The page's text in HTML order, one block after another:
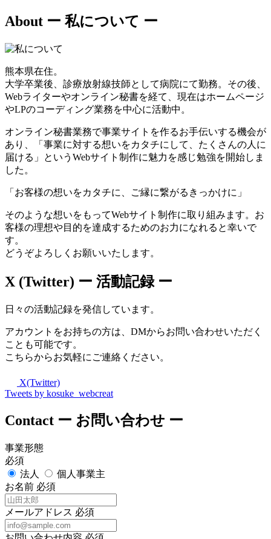
About ー 私について ー
熊本県在住。
大学卒業後、診療放射線技師として病院にて勤務。その後、
Webライターやオンライン秘書を経て、現在はホームページ
やLPのコーディング業務を中心に活動中。
オンライン秘書業務で事業サイトを作るお手伝いする機会が
あり、「事業に対する想いをカタチにして、たくさんの人に
届ける」というWebサイト制作に魅力を感じ勉強を開始しま
した。
「お客様の想いをカタチに、ご縁に繋がるきっかけに」
そのような想いをもってWebサイト制作に取り組みます。お
客様の理想や目的を達成するためのお力になれると幸いで
す。
どうぞよろしくお願いいたします。
X (Twitter) ー 活動記録 ー
日々の活動記録を発信しています。
アカウントをお持ちの方は、DMからお問い合わせいただく
ことも可能です。
こちらからお気軽にご連絡ください。
X(Twitter)
Tweets by kosuke_webcreat
Contact ー お問い合わせ ー
事業形態
必須
法人
個人事業主
お名前 必須
メールアドレス 必須